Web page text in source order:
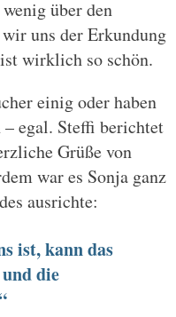
über den
uns der Erkundung
wirklich so schön.
einig oder haben
– egal. Steffi berichtet
Grüße von
war es Sonja ganz
ausrichte:
ist, kann das
die